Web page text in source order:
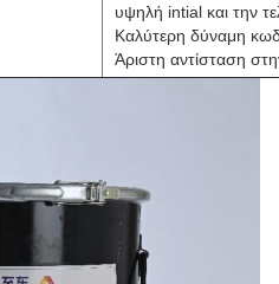
υψηλή intial και την
Καλύτερη δύναμη
Άριστη αντίσταση